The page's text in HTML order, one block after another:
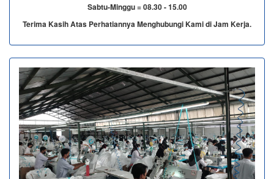
Sabtu-Minggu = 08.30 - 15.00
Terima Kasih Atas Perhatiannya Menghubungi Kami di Jam Kerja.